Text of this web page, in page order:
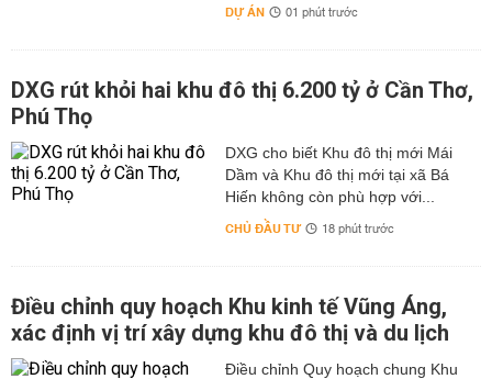
DỰ ÁN 01 phút trước
DXG rút khỏi hai khu đô thị 6.200 tỷ ở Cần Thơ,
Phú Thọ
DXG cho biết Khu đô thị mới Mái
Dầm và Khu đô thị mới tại xã Bá
Hiến không còn phù hợp với...
CHỦ ĐẦU TƯ 18 phút trước
Điều chỉnh quy hoạch Khu kinh tế Vũng Áng,
xác định vị trí xây dựng khu đô thị và du lịch
Điều chỉnh Quy hoạch chung Khu